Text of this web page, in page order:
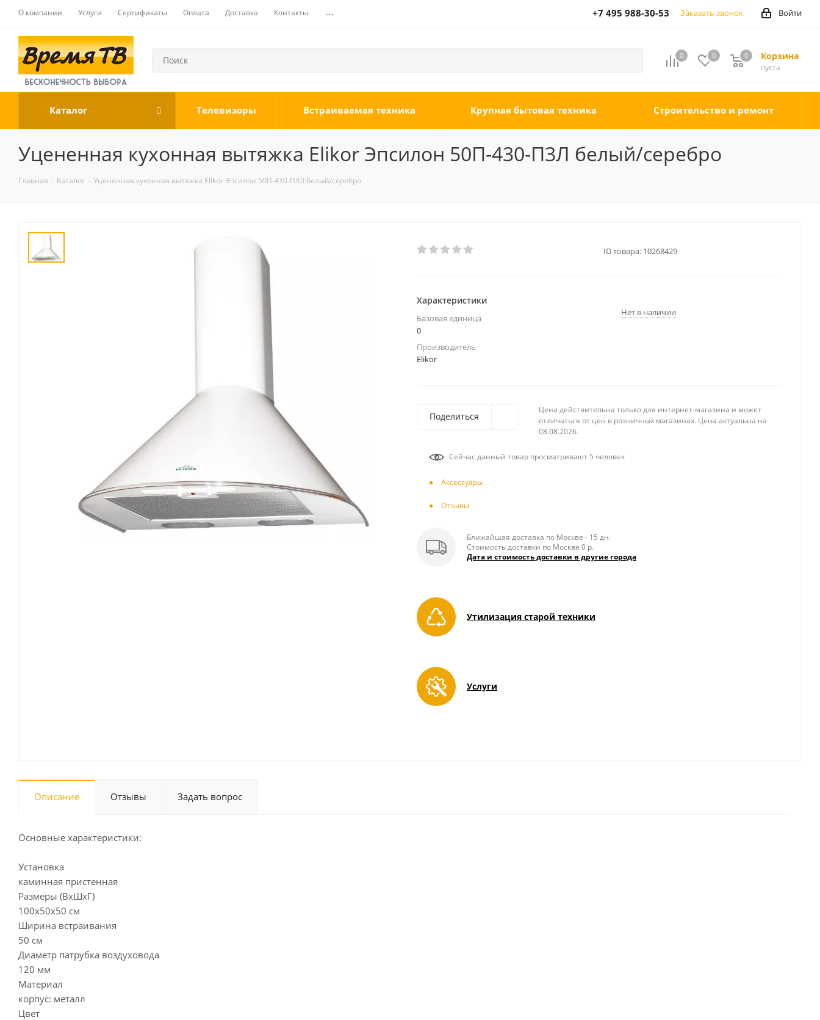
О компании Услуги Сертификаты Оплата Доставка Контакты ... Войти
+7 495 988-30-53 Заказать звонок
0 0 Корзина
0
пуста
0
Каталог Телевизоры Встраиваемая техника Крупная бытовая техника Строительство и ремонт
Уцененная кухонная вытяжка Elikor Эпсилон 50П-430-П3Л белый/серебро
Главная - Каталог - Уцененная кухонная вытяжка Elikor Эпсилон 50П-430-П3Л белый/серебро
ID товара: 10268429
Характеристики
Базовая единица
0
Производитель
Elikor
Нет в наличии
Поделиться
Цена действительна только для интернет-магазина и может
отличаться от цен в розничных магазинах. Цена актуальна на
08.08.2026.
Сейчас данный товар просматривают 5 человек
Аксесcуары
Отзывы
Ближайшая доставка по Москве - 15 дн.
Стоимость доставки по Москве 0 р.
Дата и стоимость доставки в другие города
Утилизация старой техники
Услуги
Описание Отзывы Задать вопрос
Основные характеристики:
Установка
каминная пристенная
Размеры (ВхШхГ)
100х50х50 см
Ширина встраивания
50 см
Диаметр патрубка воздуховода
120 мм
Материал
корпус: металл
Цвет